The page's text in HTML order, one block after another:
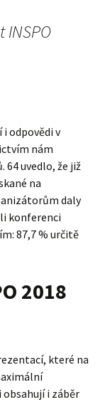
INSPO
i odpovědi v
nám
uvedlo, že již
na
daly
konferenci
87,7 % určitě
2018
které na
i záběr